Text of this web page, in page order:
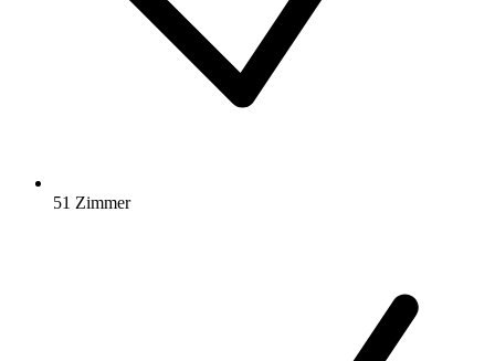
51 Zimmer